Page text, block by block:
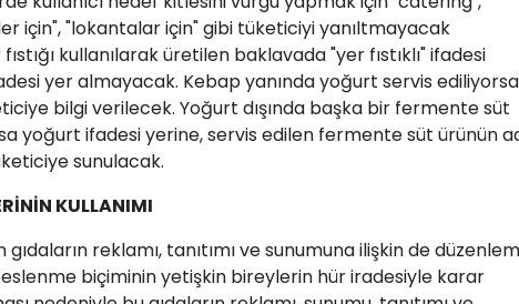
için", "lokantalar için" gibi tüketiciyi yanıltmayacak
kullanılarak üretilen baklavada "yer fıstıklı" ifadesi
yer almayacak. Kebap yanında yoğurt servis ediliyorsa
bilgi verilecek. Yoğurt dışında başka bir fermente süt
yoğurt ifadesi yerine, servis edilen fermente süt ürünün
sunulacak.
KULLANIMI
reklamı, tanıtımı ve sunumuna ilişkin de
biçiminin yetişkin bireylerin hür iradesiyle karar